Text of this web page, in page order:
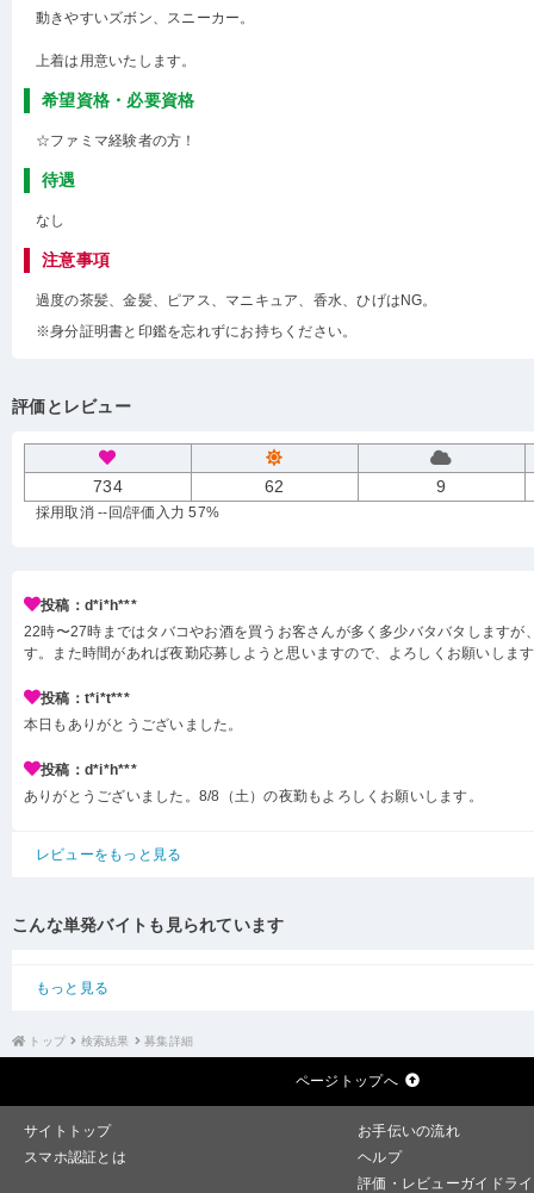
動きやすいズボン、スニーカー。
上着は用意いたします。
希望資格・必要資格
☆ファミマ経験者の方！
待遇
なし
注意事項
過度の茶髪、金髪、ピアス、マニキュア、香水、ひげはNG。
※身分証明書と印鑑を忘れずにお持ちください。
評価とレビュー
734 62 9
採用取消 --回/評価入力 57%
投稿：d*i*h***
22時〜27時まではタバコやお酒を買うお客さんが多く多少バタバタしますが
す。また時間があれば夜勤応募しようと思いますので、よろしくお願いしま
投稿：t*i*t***
本日もありがとうございました。
投稿：d*i*h***
ありがとうございました。8/8（土）の夜勤もよろしくお願いします。
レビューをもっと見る
こんな単発バイトも見られています
もっと見る
トップ 検索結果 募集詳細
ページトップへ
サイトトップ
お手伝いの流れ
スマホ認証とは
ヘルプ
評価・レビューガイドラ